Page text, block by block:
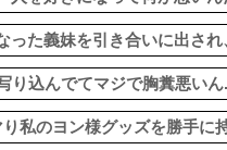
った義妹を引き合いに出され
り込んでてマジで胸糞悪いん
私のヨン様グッズを勝手に